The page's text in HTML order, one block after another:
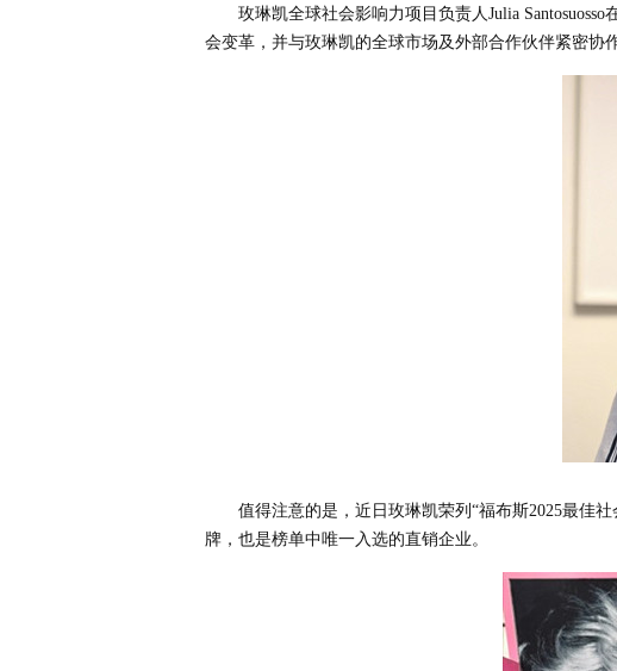
玫琳凯全球社会影响力项目负责人Julia
会变革，并与玫琳凯的全球市场及外部合作伙伴紧密协
值得注意的是，近日玫琳凯荣列“福布斯2025最佳
牌，也是榜单中唯一入选的直销企业。